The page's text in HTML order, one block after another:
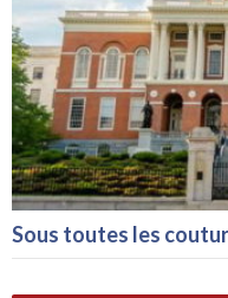
Sous toutes les